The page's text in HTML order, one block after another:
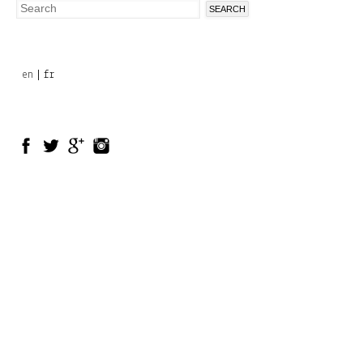
Search
en fr